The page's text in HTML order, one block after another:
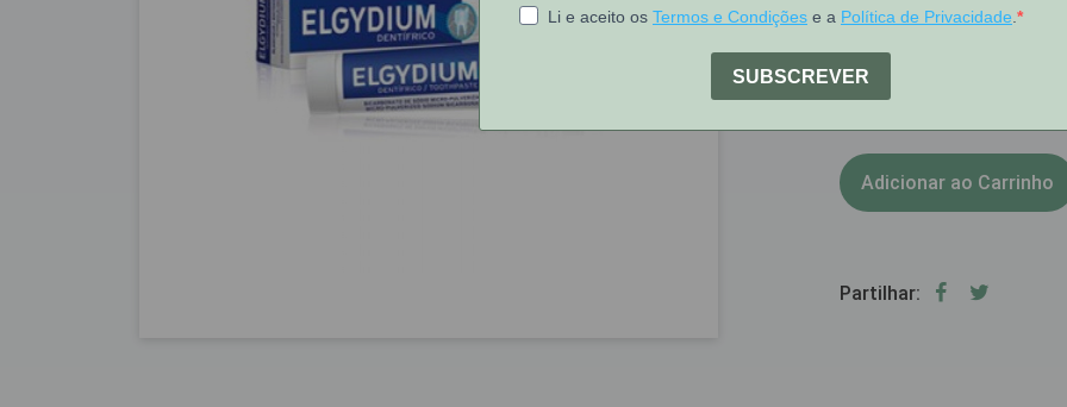
[COD 6784116]
Adicionar ao Carrinho
Partilhar: